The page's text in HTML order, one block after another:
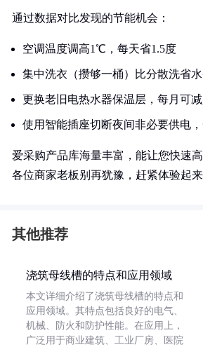
通过数据对比发现的节能机会：
空调温度调高1℃，每天省1.5度
集中洗衣（攒够一桶）比分散洗省
更换老旧电热水器保温层，每月可
使用智能插座切断夜间非必要供电
爱采购产品库海量丰富，能让您快速
各位商家老板别再犹豫，赶紧体验起来
其他推荐
浇筑母线槽的特点和应用领域
本文详细介绍了浇筑母线槽的特点和
应用领域。其特点包括良好的电气、
机械、防火和防护性能。在应用上，
广泛用于商业建筑、工业厂房、医院